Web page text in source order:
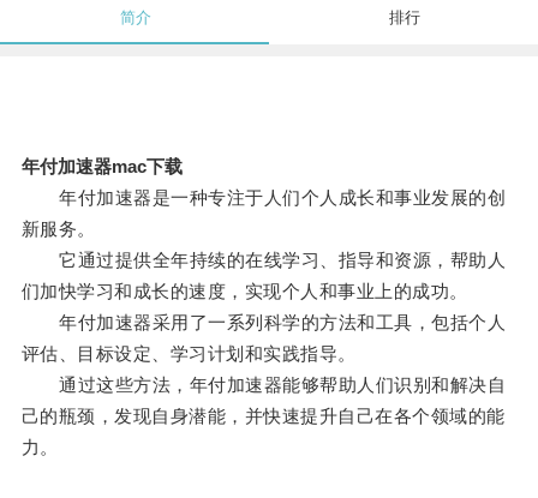
简介 排行
年付加速器mac下载
年付加速器是一种专注于人们个人成长和事业发展的创
新服务。
它通过提供全年持续的在线学习、指导和资源，帮助人
们加快学习和成长的速度，实现个人和事业上的成功。
年付加速器采用了一系列科学的方法和工具，包括个人
评估、目标设定、学习计划和实践指导。
通过这些方法，年付加速器能够帮助人们识别和解决自
己的瓶颈，发现自身潜能，并快速提升自己在各个领域的能
力。